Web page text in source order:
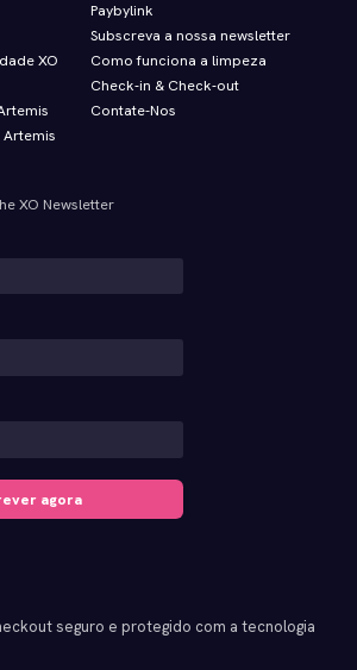
XO
Paybylink
Subscreva a nossa newsletter
Como funciona a limpeza
Check‑in & Check‑out
Contate-Nos
XO Newsletter
agora
seguro e protegido com a tecnologia